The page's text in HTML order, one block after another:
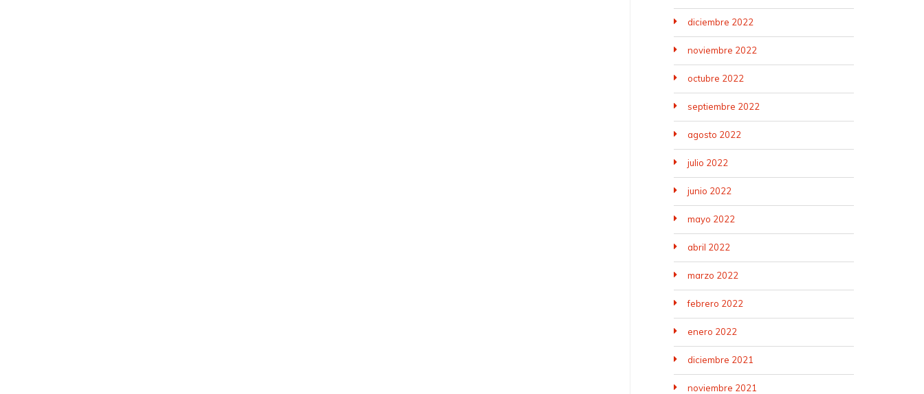
diciembre 2022
noviembre 2022
octubre 2022
septiembre 2022
agosto 2022
julio 2022
junio 2022
mayo 2022
abril 2022
marzo 2022
febrero 2022
enero 2022
diciembre 2021
noviembre 2021